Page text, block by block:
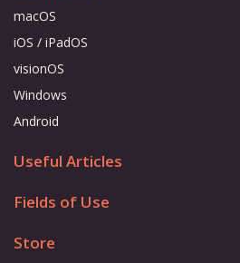
macOS
iOS / iPadOS
visionOS
Windows
Android
Useful Articles
Fields of Use
Store